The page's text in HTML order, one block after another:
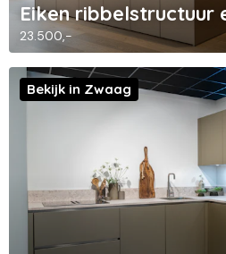
Eiken ribbelstructuur
23.500,-
Bekijk in Zwaag